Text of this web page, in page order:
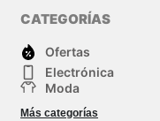
CATEGORÍAS
Ofertas
Electrónica
Moda
Deportes
Más categorías